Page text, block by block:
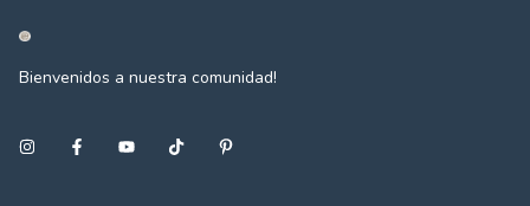
Bienvenidos a nuestra comunidad!